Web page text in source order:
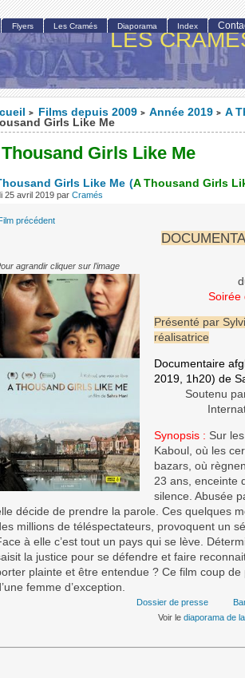
LES
> Films depuis 2009 > Année 2019 > A
Girls Like Me
Girls Like Me
Girls Like Me (A Thousand Girls
25 avril 2019 par Cramés
précédent
agrandir cliquer sur l’image
Soirée
Présenté par
réalisatrice
Documentaire
2019, 1h20) de
Soutenu
Synopsis : Sur
Kaboul, où les
bazars, où
23 ans, enceinte
silence. Abusée
décide de prendre la parole. Ces quelques
millions de téléspectateurs, provoquent un
à elle c’est tout un pays qui se lève.
la justice pour se défendre et faire
plainte et être entendue ? Ce film coup
femme d’exception.
Dossier de presse
Voir le diaporama de
Flyers Les Cramés Diaporama Index